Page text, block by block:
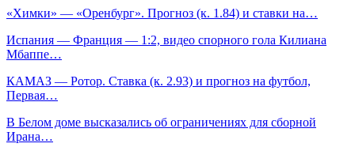
«Химки» — «Оренбург». Прогноз (к. 1.84) и ставки на…
Испания — Франция — 1:2, видео спорного гола Килиана
Мбаппе…
КАМАЗ — Ротор. Ставка (к. 2.93) и прогноз на футбол,
Первая…
В Белом доме высказались об ограничениях для сборной
Ирана…